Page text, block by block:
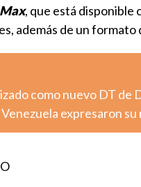
, que está disponible
además de un formato
como nuevo DT de
expresaron